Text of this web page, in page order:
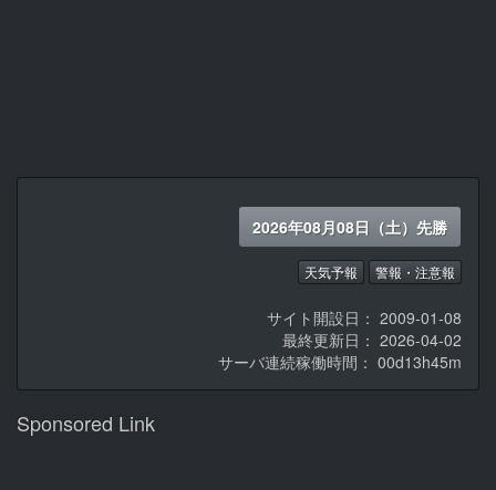
2026年08月08日（土）先勝
天気予報 警報・注意報
サイト開設日： 2009-01-08
最終更新日： 2026-04-02
サーバ連続稼働時間： 00d13h45m
Sponsored Link